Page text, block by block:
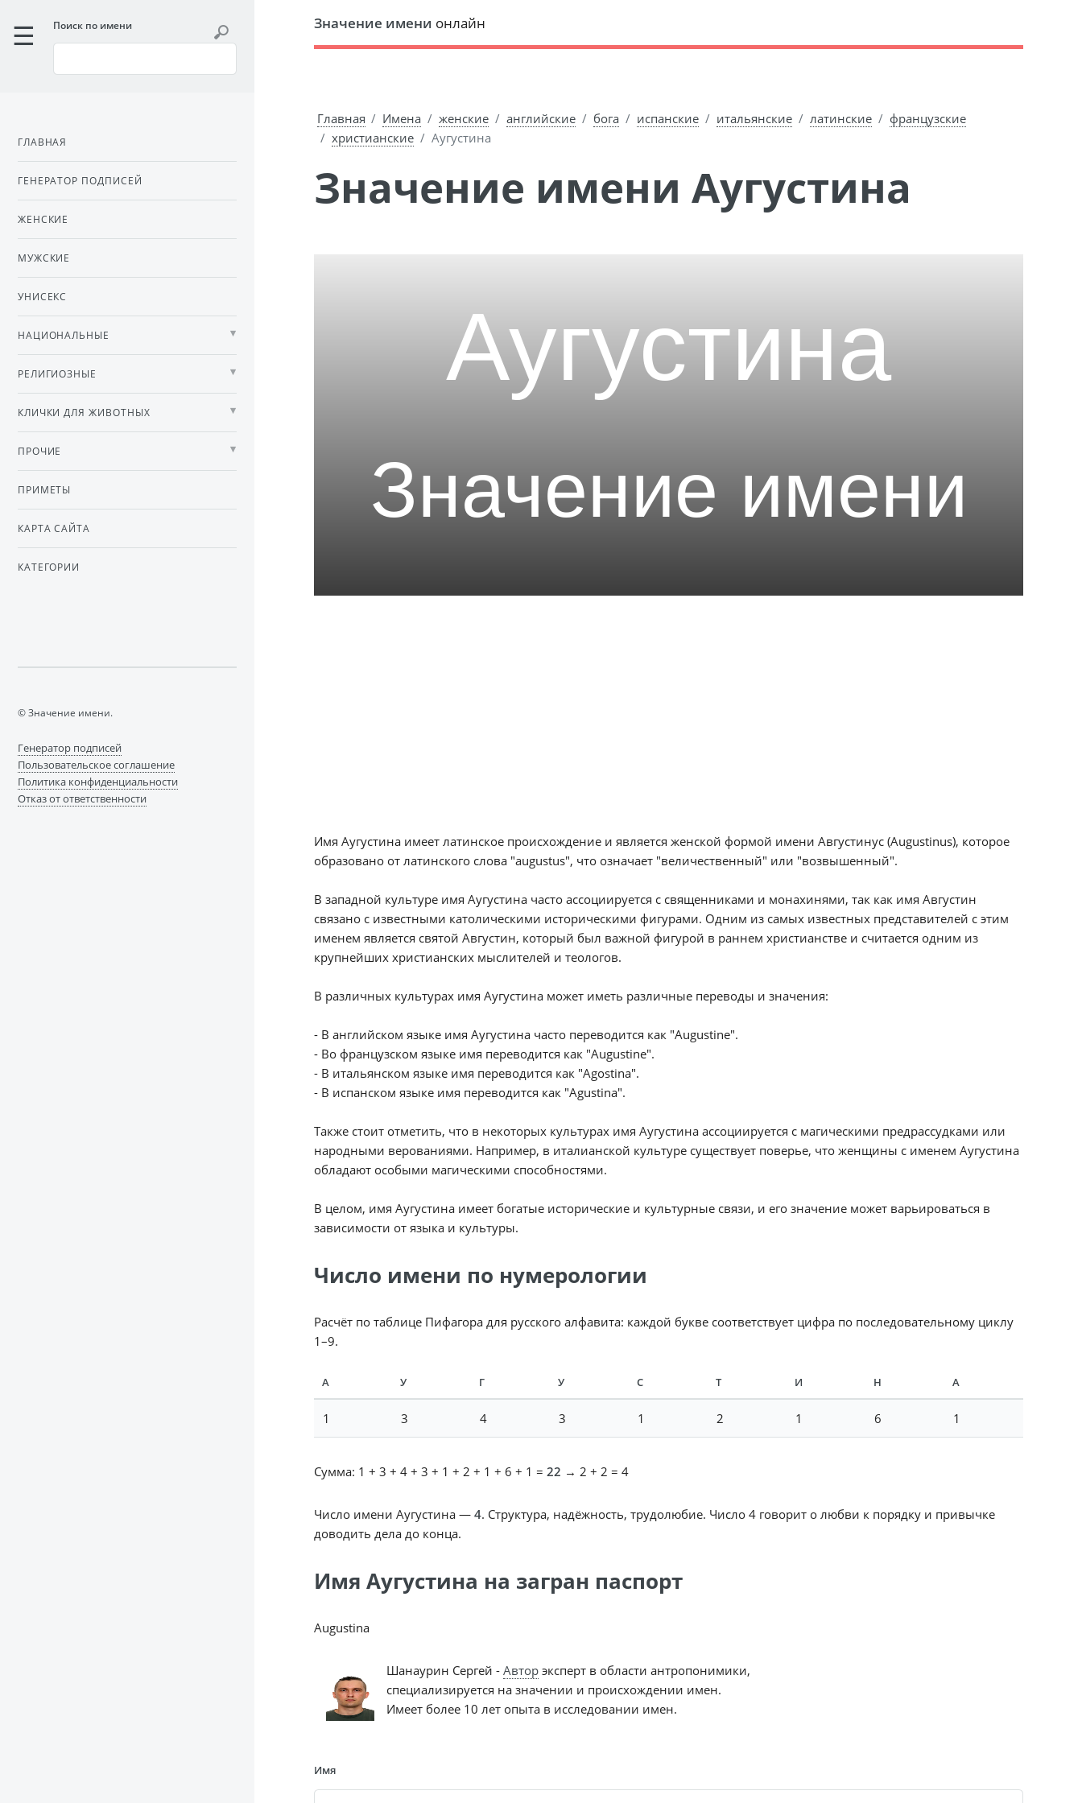
Значение имени онлайн
Главная Имена женские английские бога испанские итальянские латинские
французские
христианские
Аугустина
Значение имени Аугустина
Имя Аугустина имеет латинское происхождение и является женской формой имени Августинус (Augustinus), которое
образовано от латинского слова "augustus", что означает "величественный" или "возвышенный".
В западной культуре имя Аугустина часто ассоциируется с священниками и монахинями, так как имя Августин
связано с известными католическими историческими фигурами. Одним из самых известных представителей с этим
именем является святой Августин, который был важной фигурой в раннем христианстве и считается одним из
крупнейших христианских мыслителей и теологов.
В различных культурах имя Аугустина может иметь различные переводы и значения:
- В английском языке имя Аугустина часто переводится как "Augustine".
- Во французском языке имя переводится как "Augustine".
- В итальянском языке имя переводится как "Agostina".
- В испанском языке имя переводится как "Agustina".
Также стоит отметить, что в некоторых культурах имя Аугустина ассоциируется с магическими предрассудками или
народными верованиями. Например, в италианской культуре существует поверье, что женщины с именем Аугустина
обладают особыми магическими способностями.
В целом, имя Аугустина имеет богатые исторические и культурные связи, и его значение может варьироваться в
зависимости от языка и культуры.
Число имени по нумерологии
Расчёт по таблице Пифагора для русского алфавита: каждой букве соответствует цифра по последовательному циклу
1–9.
А У Г У С Т И Н А
1 3 4 3 1 2 1 6 1
Сумма: 1 + 3 + 4 + 3 + 1 + 2 + 1 + 6 + 1 = 22 → 2 + 2 = 4
Число имени Аугустина — 4. Структура, надёжность, трудолюбие. Число 4 говорит о любви к порядку и привычке
доводить дела до конца.
Имя Аугустина на загран паспорт
Augustina
Шанаурин Сергей - Авторэксперт в области антропонимики,
специализируется на значении и происхождении имен.
Имеет более 10 лет опыта в исследовании имен.
Имя
Поиск по имени
ГЛАВНАЯ
ГЕНЕРАТОР ПОДПИСЕЙ
ЖЕНСКИЕ
МУЖСКИЕ
УНИСЕКС
НАЦИОНАЛЬНЫЕ
РЕЛИГИОЗНЫЕ
КЛИЧКИ ДЛЯ ЖИВОТНЫХ
ПРОЧИЕ
ПРИМЕТЫ
КАРТА САЙТА
КАТЕГОРИИ
© Значение имени.
Генератор подписей
Пользовательское соглашение
Политика конфиденциальности
Отказ от ответственности